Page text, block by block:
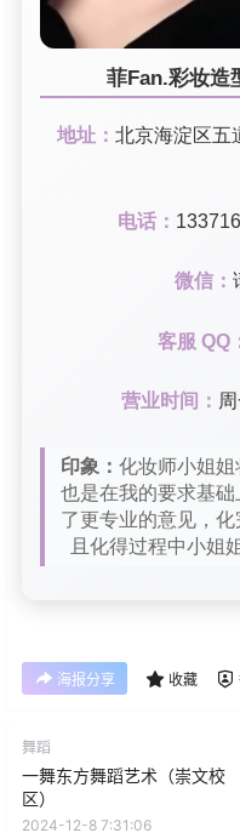
菲Fan.彩妆造
地址： 北京海淀区五
电话：
微信：
客服 QQ
营业时间：
印象： 化妆师小姐
也是在我的要求基
了更专业的意见，
且化得过程中小姐
海报分享 收藏
舞蹈
一舞东方舞蹈艺术（崇文校
区）
2024-12-8 7:31:06